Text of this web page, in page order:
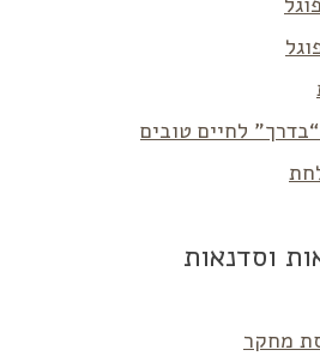
לחיים טובים
וסדנאות
מחקר